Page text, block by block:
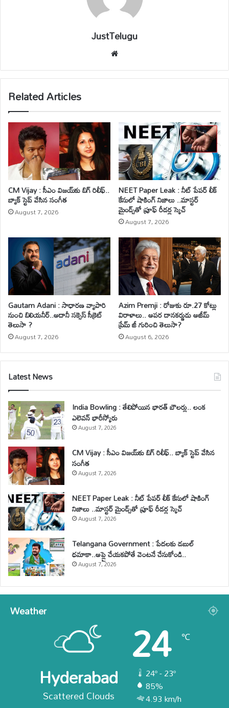
JustTelugu
bsi
te
Related Articles
CM Vijay : సీఎం విజయ్‌కు బిగ్ రిలీఫ్..
బ్యాక్ స్టెప్ వేసిన సంగీత
August 7, 2026
NEET Paper Leak : నీట్ పేపర్ లీక్
కేసులో షాకింగ్ నిజాలు ..మాస్టర్
మైండ్స్‌తో ప్రూఫ్ రీడర్ల స్కెచ్
August 7, 2026
Gautam Adani : సాధారణ వ్యాపారి
నుంచి బిలియనీర్..అదానీ సక్సెస్ సీక్రెట్
తెలుసా ?
August 7, 2026
Azim Premji : రోజుకు రూ.27 కోట్లు
విరాళాలు.. అపర దానకర్ణుడు అజీమ్
ప్రేమ్ జీ గురించి తెలుసా?
August 6, 2026
Latest News
India Bowling : తేలిపోయిన భారత్ బౌలర్లు.. లంక
ఎలెవన్ భారీస్కోరు
August 7, 2026
CM Vijay : సీఎం విజయ్‌కు బిగ్ రిలీఫ్.. బ్యాక్ స్టెప్ వేసిన
సంగీత
August 7, 2026
NEET Paper Leak : నీట్ పేపర్ లీక్ కేసులో షాకింగ్
నిజాలు ..మాస్టర్ మైండ్స్‌తో ప్రూఫ్ రీడర్ల స్కెచ్
August 7, 2026
Telangana Government : పేదలకు డబుల్
ధమాకా..అప్లై చేయకపోతే వెంటనే చేసుకోండి..
August 7, 2026
Weather
Hyderabad
Scattered Clouds
24 ℃
24º - 23º
85%
4.93 km/h